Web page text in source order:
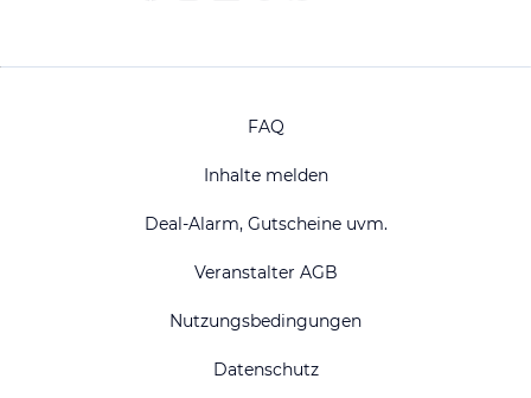
FAQ
Inhalte melden
Deal-Alarm, Gutscheine uvm.
Veranstalter AGB
Nutzungsbedingungen
Datenschutz